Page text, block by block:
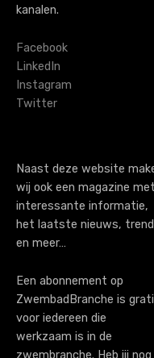
i
g
a
i
o
n
kanalen.
Facebook
LinkedIn
Instagram
Twitter
Naast deze website
wij ook een magazine met
interessante informatie,
het laatste nieuws,
en meer…
Een abonnement op
ZwembadBranche is
voor iedereen die
werkzaam is in de
zwembranche. Heb jij nog